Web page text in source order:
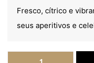
Fresco, cítrico e
seus aperitivos e